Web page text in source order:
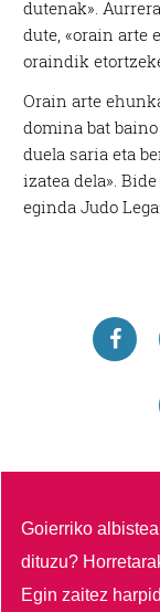
dutenak».
dute, «orain arte
oraindik
Orain arte
domina bat
duela saria eta
izatea dela».
eginda Judo
Goierriko
dituzu?
Egin zaitez